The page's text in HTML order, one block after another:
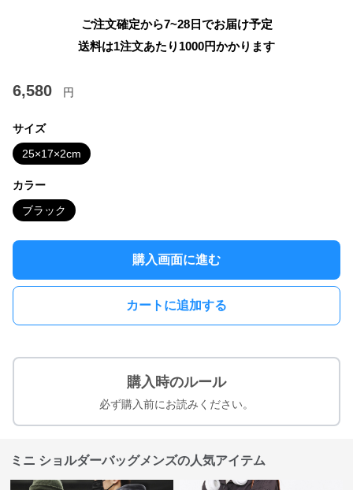
ご注文確定から7~28日でお届け予定
送料は1注文あたり 1000円かかります
6,580 円
サイズ
25×17×2cm
カラー
ブラック
購入画面に進む
カートに追加する
購入時のルール
必ず購入前にお読みください。
ミニ ショルダーバッグメンズの人気アイテム